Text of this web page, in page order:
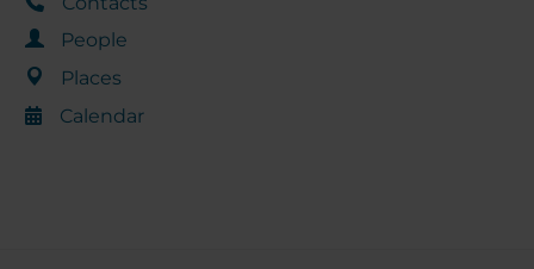
People
Places
Calendar